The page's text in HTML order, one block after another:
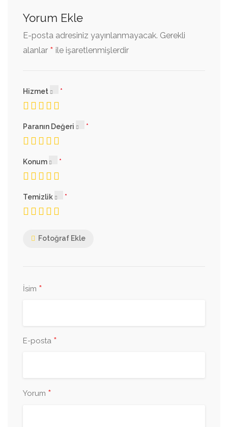
Yorum Ekle
E-posta adresiniz yayınlanmayacak. Gerekli
alanlar * ile işaretlenmişlerdir
Hizmet
Paranın Değeri
Konum
Temizlik
Fotoğraf Ekle
İsim *
E-posta *
Yorum *